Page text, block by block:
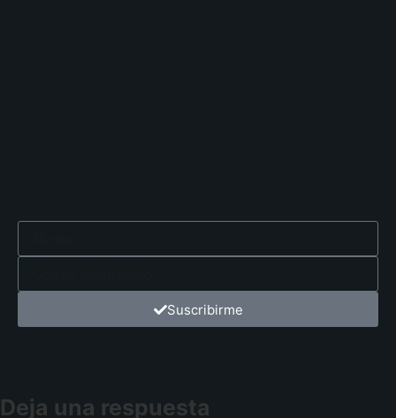
Suscribirme
Deja una respuesta